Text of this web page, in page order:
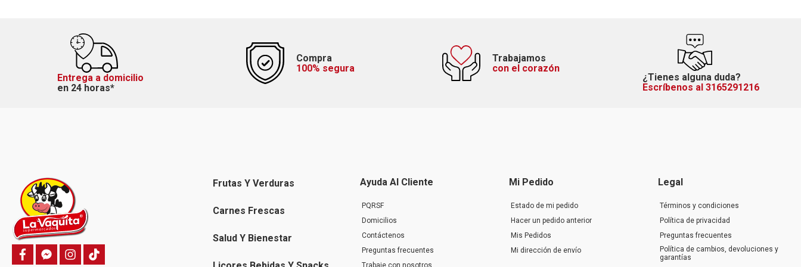
Entrega a domicilio
en 24 horas*
Compra
100% segura
Trabajamos
con el corazón
¿Tienes alguna duda?
Escríbenos al 3165291216
f f i T
Frutas Y Verduras
Carnes Frescas
Salud Y Bienestar
Ayuda Al Cliente
PQRSF
Domicilios
Contáctenos
Preguntas frecuentes
Trabaje con nosotros
Mi Pedido
Estado de mi pedido
Hacer un pedido anterior
Mis Pedidos
Mi dirección de envío
Legal
Términos y condiciones
Política de privacidad
Preguntas frecuentes
Política de cambios, devoluciones y
garantías